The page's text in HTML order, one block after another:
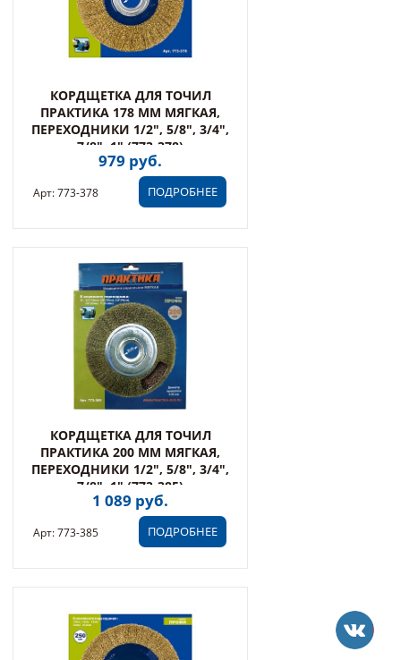
КОРДЩЕТКА ДЛЯ ТОЧИЛ
ПРАКТИКА 178 ММ МЯГКАЯ,
ПЕРЕХОДНИКИ 1/2", 5/8", 3/4",
7/8", 1" (773-378)
979 руб.
ПОДРОБНЕЕ
Арт: 773-378
КОРДЩЕТКА ДЛЯ ТОЧИЛ
ПРАКТИКА 200 ММ МЯГКАЯ,
ПЕРЕХОДНИКИ 1/2", 5/8", 3/4",
7/8", 1" (773-385)
1 089 руб.
ПОДРОБНЕЕ
Арт: 773-385